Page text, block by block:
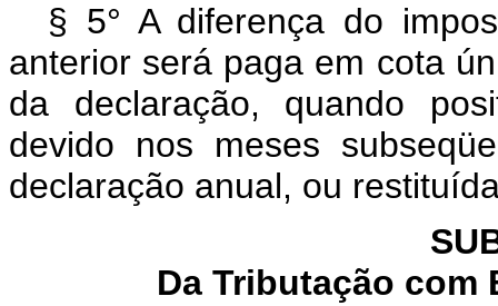
§ 5° A diferença do
anterior será paga em cota
da declaração, quando
devido nos meses
declaração anual, ou
Da Tributação com